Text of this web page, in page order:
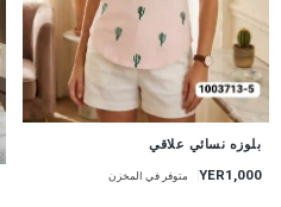
جديد
بلوزه نسائي علاقي
YER1,000 متوفر في المخزن